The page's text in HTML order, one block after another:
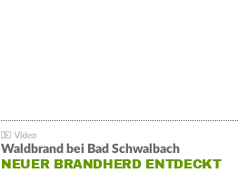
Waldbrand bei Bad Schwalbach
NEUER BRANDHERD ENTDECKT